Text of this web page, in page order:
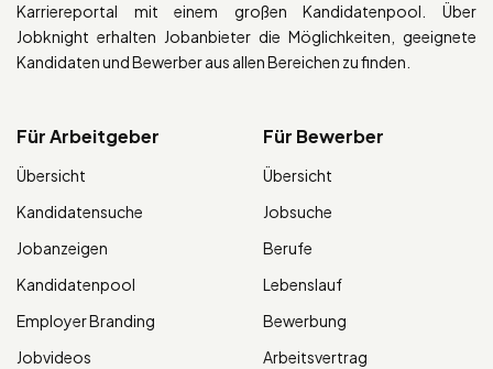
Karriereportal mit einem großen Kandidatenpool. Über
Jobknight erhalten Jobanbieter die Möglichkeiten, geeignete
Kandidaten und Bewerber aus allen Bereichen zu finden.
Für Arbeitgeber
Übersicht
Kandidatensuche
Jobanzeigen
Kandidatenpool
Employer Branding
Jobvideos
Für Bewerber
Übersicht
Jobsuche
Berufe
Lebenslauf
Bewerbung
Arbeitsvertrag